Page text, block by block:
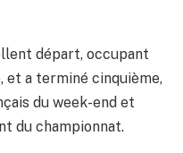
départ, occupant
et a terminé cinquième,
du week-end et
du championnat.